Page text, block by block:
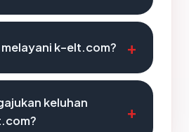
melayani k-elt.com?
keluhan